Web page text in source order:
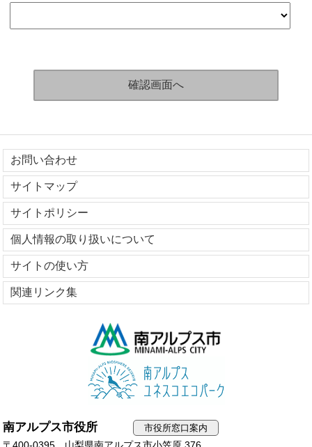
お問い合わせ
サイトマップ
サイトポリシー
個人情報の取り扱いについて
サイトの使い方
関連リンク集
南アルプス市役所 市役所窓口案内